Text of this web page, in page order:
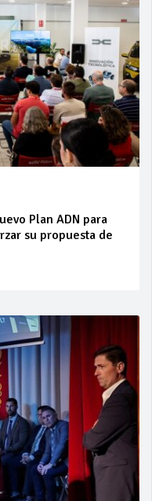
Plan ADN para
su propuesta de